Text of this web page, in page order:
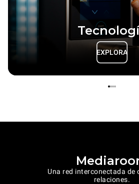
EXPLORA
Una red interconectada de
relaciones.